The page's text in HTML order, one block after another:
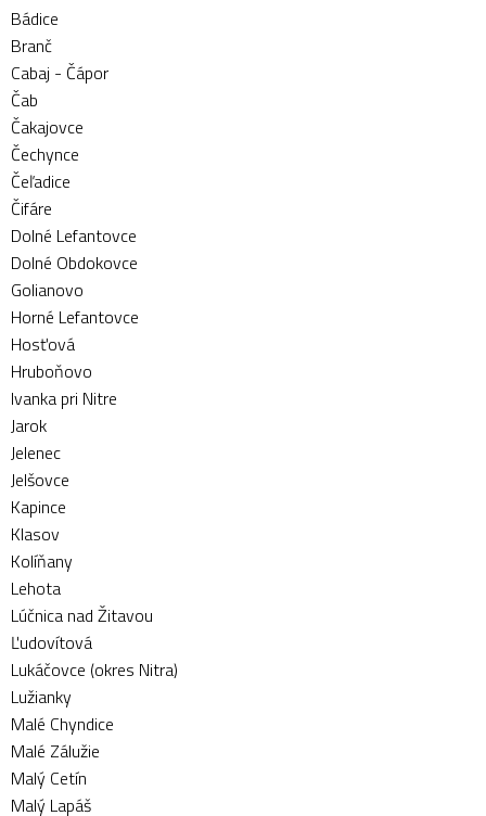
Bádice
Branč
Cabaj - Čápor
Čab
Čakajovce
Čechynce
Čeľadice
Čifáre
Dolné Lefantovce
Dolné Obdokovce
Golianovo
Horné Lefantovce
Hosťová
Hruboňovo
Ivanka pri Nitre
Jarok
Jelenec
Jelšovce
Kapince
Klasov
Kolíňany
Lehota
Lúčnica nad Žitavou
Ľudovítová
Lukáčovce (okres Nitra)
Lužianky
Malé Chyndice
Malé Zálužie
Malý Cetín
Malý Lapáš